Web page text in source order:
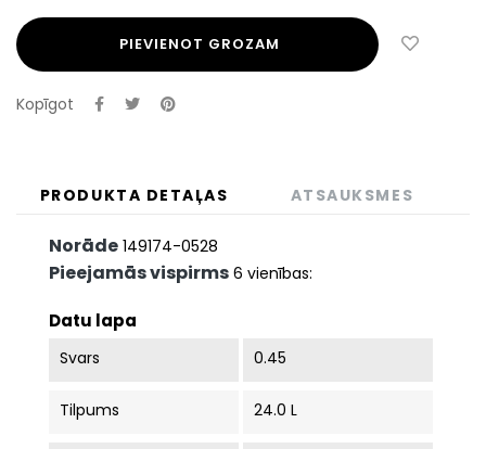
PIEVIENOT GROZAM
Kopīgot
PRODUKTA DETAĻAS ATSAUKSMES
Norāde 149174-0528
Pieejamās vispirms 6 vienības:
Datu lapa
Svars 0.45
Tilpums 24.0 L